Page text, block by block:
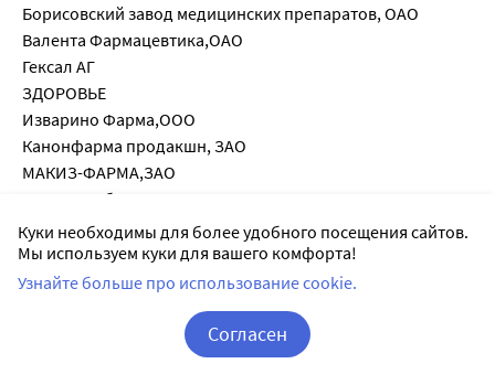
Борисовский завод медицинских препаратов, ОАО
Валента Фармацевтика,ОАО
Гексал АГ
ЗДОРОВЬЕ
Изварино Фарма,ООО
Канонфарма продакшн, ЗАО
МАКИЗ-ФАРМА,ЗАО
Меркле ГмбХ
Новартис Консьюмер Хелс С.А./Новартис Фарма Продук
НОВОСИБИРСКИЙ ЗАВОД МЕД. ПР-В
Обновление ПФК ЗАО
Куки необходимы для более удобного посещения сайтов.
Мы используем куки для вашего комфорта!
Узнайте больше про использование cookie.
Согласен